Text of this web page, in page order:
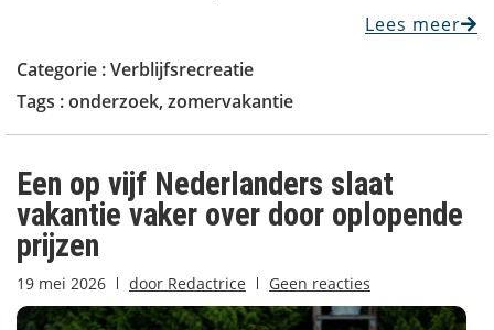
Lees meer
Categorie :Verblijfsrecreatie
Tags :onderzoek, zomervakantie
Een op vijf Nederlanders slaat
vakantie vaker over door oplopende
prijzen
19 mei 2026 door Redactrice Geen reacties